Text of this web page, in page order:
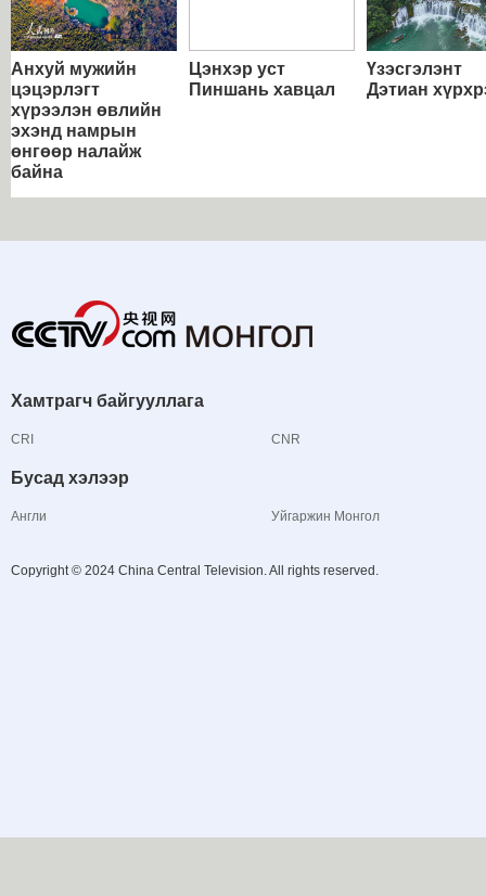
Анхуй мужийн
цэцэрлэгт
хүрээлэн өвлийн
эхэнд намрын
өнгөөр налайж
байна
Цэнхэр уст
Пиншань хавцал
Үзэсгэлэнт
Дэтиан
Хамтрагч байгууллага
CRI CNR
Бусад хэлээр
Англи Уйгаржин Монгол
Copyright © 2024 China Central Television. All rights reserved.